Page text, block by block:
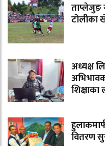
ताप्लेजुङ
टोलीका
अध्यक्ष
शिक्षाका
वितरण